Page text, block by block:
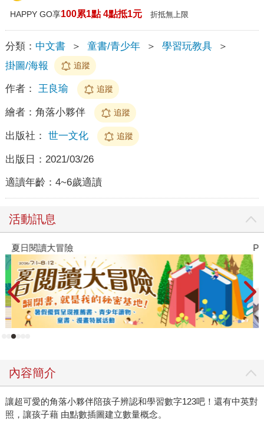
HAPPY GO享100累1點 4點抵1元 折抵無上限
分類： 中文書 ＞ 童書/青少年 ＞ 學習玩教具
＞
掛圖/海報
追蹤
作者： 王良瑜 追蹤
繪者： 角落小夥伴 追蹤
出版社： 世一文化 追蹤
出版日： 2021/03/26
適讀年齡： 4~6歲適讀
活動訊息
夏日閱讀大冒險
內容簡介
讓超可愛的角落小夥伴陪孩子辨認和學習數字123吧！還有中英對
照，讓孩子藉 由點數插圖建立數量概念。